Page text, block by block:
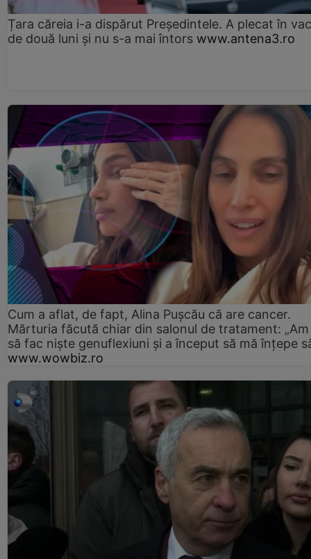
Țara căreia i-a dispărut Președintele. A plecat în
de două luni și nu s-a mai întors www.antena3.ro
Cum a aflat, de fapt, Alina Pușcău că are cancer.
Mărturia făcută chiar din salonul de tratament:
să fac niște genuflexiuni și a început să mă înțepe
www.wowbiz.ro